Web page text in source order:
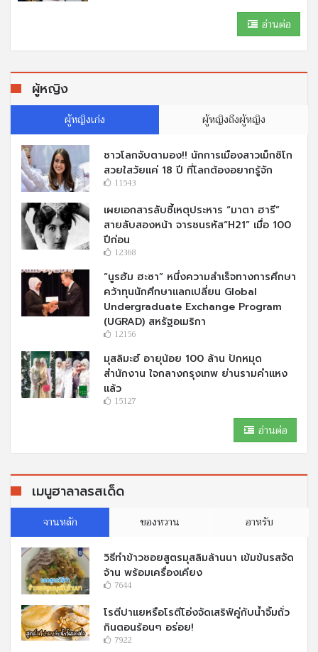
อ่านต่อ
ผู้หญิง
ผู้หญิงเก่ง ผู้หญิงถึงผู้หญิง
ชาวโลกจับตามอง!! นักการเมืองสาวเม็กซิโก
สวยใสวัยแค่ 18 ปี ที่โลกต้องอยากรู้จัก
11543
เผยเอกสารลับชี้เหตุประหาร “มาตา ฮารี”
สายลับสองหน้า จารชนรหัส“H21” เมื่อ 100
ปีก่อน
12368
“นูรฮัม ฮะซา” หนึ่งความสำเร็จทางการศึกษา
คว้าทุนนักศึกษาแลกเปลี่ยน Global
Undergraduate Exchange Program
(UGRAD) สหรัฐอเมริกา
12156
มุสลิมะฮ์ อายุน้อย 100 ล้าน ปักหมุด
สำนักงาน ใจกลางกรุงเทพ ย่านรามคำแหง
แล้ว
15127
อ่านต่อ
เมนูฮาลาลรสเด็ด
จานหลัก ของหวาน อาหรับ
วิธีทำข้าวซอยสูตรมุสลิมล้านนา เข้มข้นรสจัด
จ้าน พร้อมเครื่องเคียง
7644
โรตีปาแยหรือโรตีโอ่งจัดเสริฟ์คู่กับนํ้าจิ้มถั่ว
กินตอนร้อนๆ อร่อย!
7922